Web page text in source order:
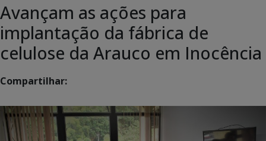
Avançam as ações para
implantação da fábrica de
celulose da Arauco em Inocência
Compartilhar: